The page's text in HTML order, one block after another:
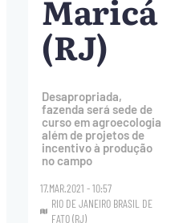
Maricá
(RJ)
Desapropriada,
fazenda será sede de
curso em agroecologia
além de projetos de
incentivo à produção
no campo
17.MAR.2021 - 10:57
RIO DE JANEIRO BRASIL DE
FATO (RJ)